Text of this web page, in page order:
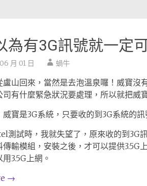
為有3G訊號就一定
月 01 日 蝸牛
盧山回來，當然是去泡溫泉囉！威寶沒
司有什麼緊急狀況要處理，所以就把威
寶是3G系統，只要收的到3G系統的訊
測試時，我就失望了，原來收的到3G
傳輸模組，安裝之後，才可以提供3.5G
3.5G上網。
→